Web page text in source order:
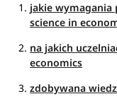
jakie wymagania
science in
na jakich
economics
zdobywana